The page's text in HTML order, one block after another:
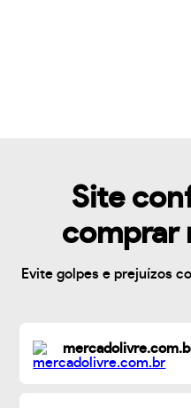
Site
comprar
Evite golpes e prejuízos